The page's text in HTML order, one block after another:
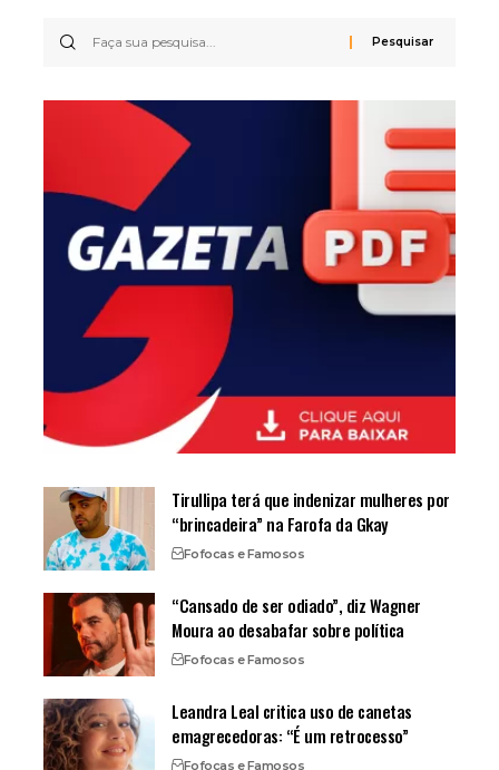
Tirullipa terá que indenizar mulheres por
“brincadeira” na Farofa da Gkay
Fofocas e Famosos
“Cansado de ser odiado”, diz Wagner
Moura ao desabafar sobre política
Fofocas e Famosos
Leandra Leal critica uso de canetas
emagrecedoras: “É um retrocesso”
Fofocas e Famosos